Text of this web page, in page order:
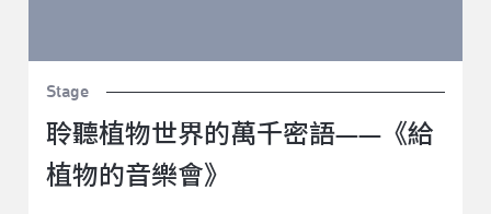
Stage
聆聽植物世界的萬千密語——《給
植物的音樂會》